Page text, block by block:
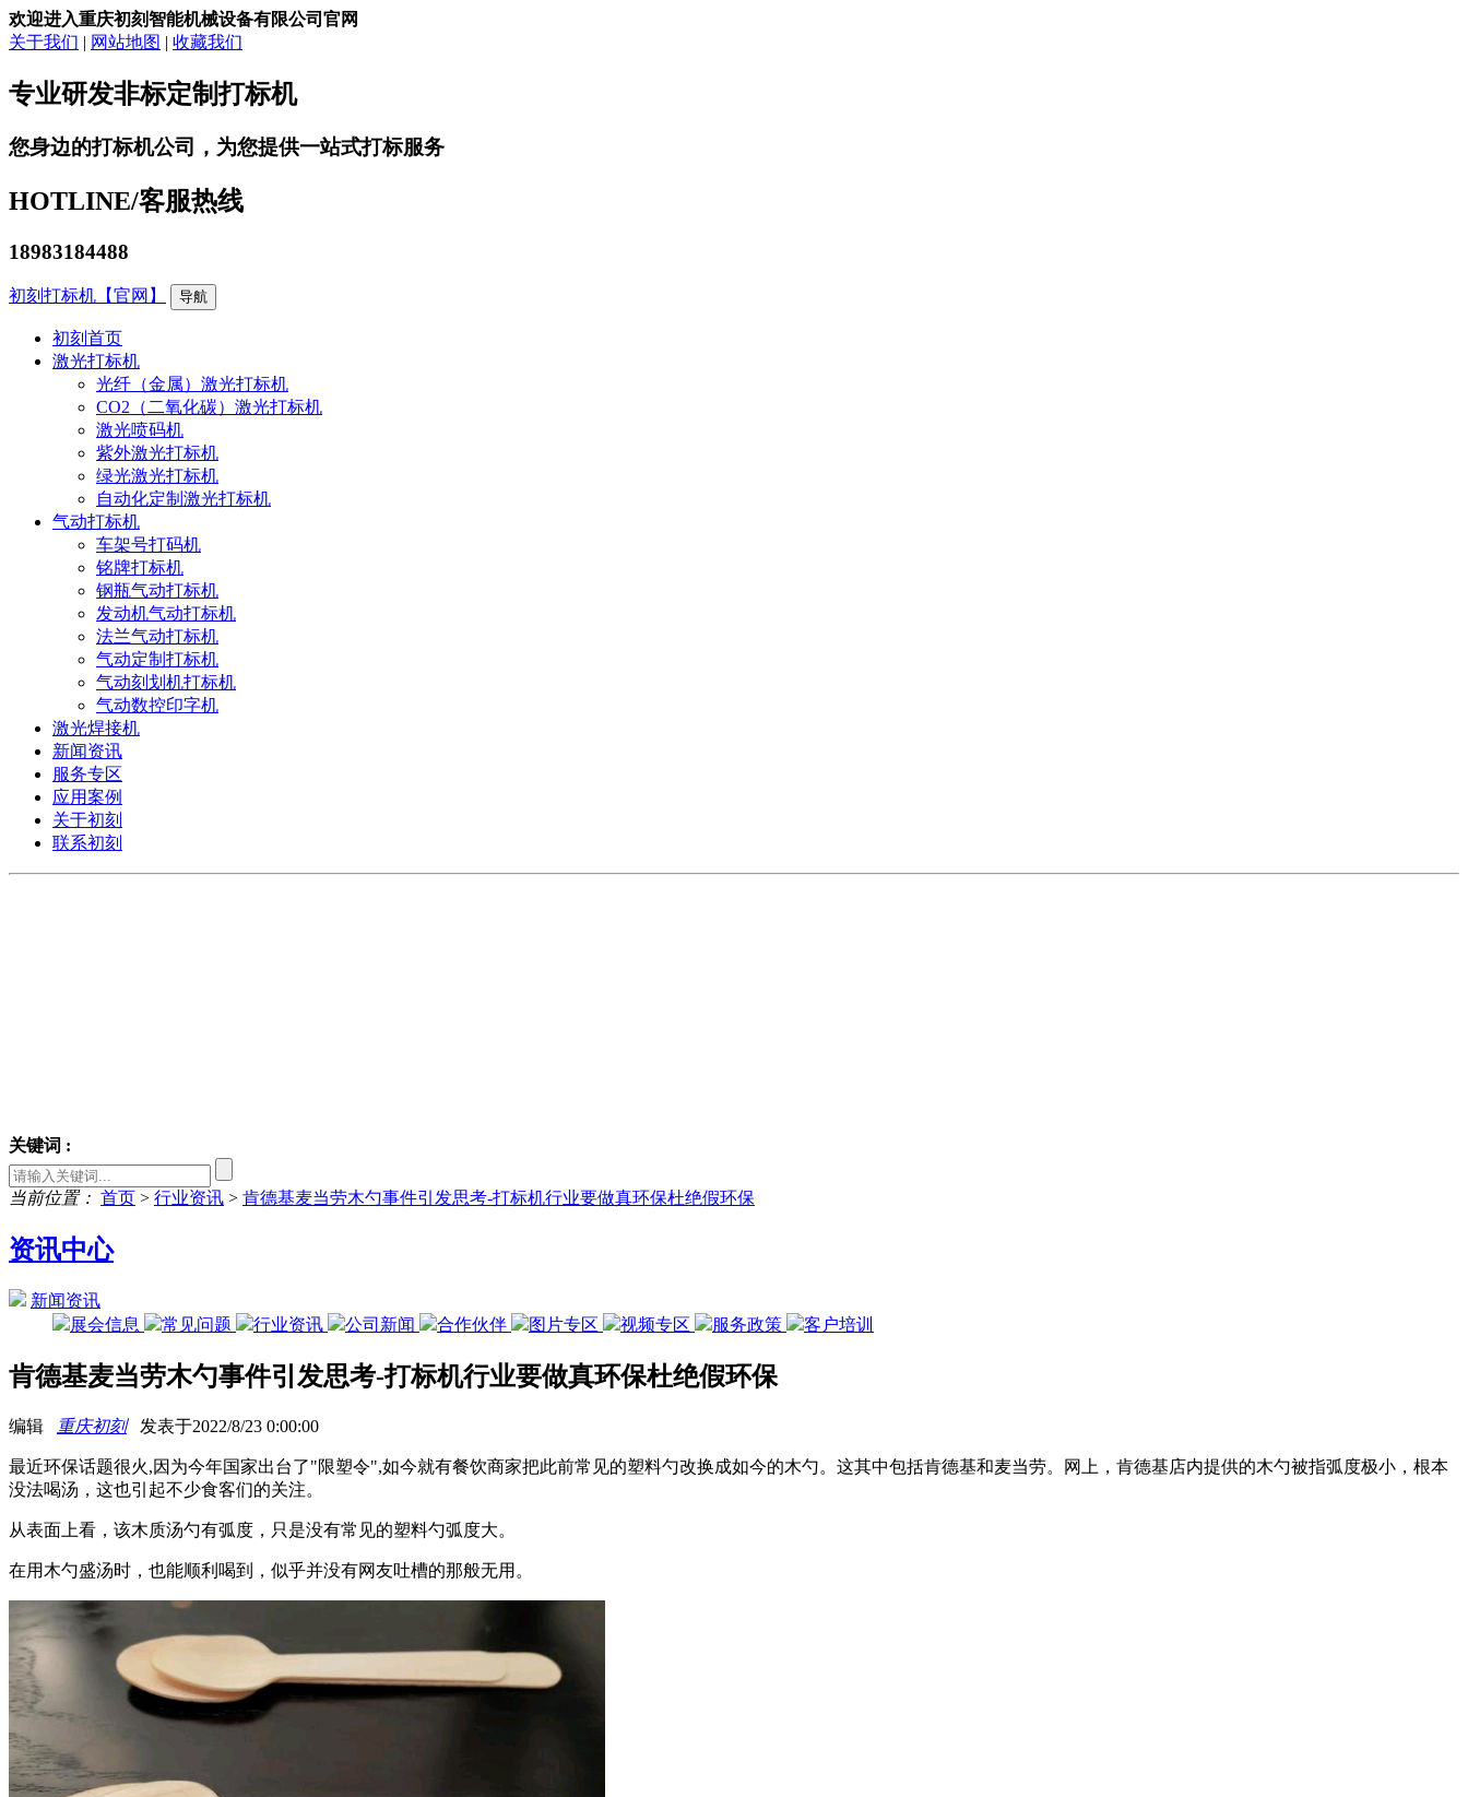
欢迎进入重庆初刻智能机械设备有限公司官网
关于我们 | 网站地图 | 收藏我们
专业研发非标定制打标机
您身边的打标机公司，为您提供一站式打标服务
HOTLINE/客服热线
18983184488
初刻打标机【官网】 导航
初刻首页
激光打标机
光纤（金属）激光打标机
CO2（二氧化碳）激光打标机
激光喷码机
紫外激光打标机
绿光激光打标机
自动化定制激光打标机
气动打标机
车架号打码机
铭牌打标机
钢瓶气动打标机
发动机气动打标机
法兰气动打标机
气动定制打标机
气动刻划机打标机
气动数控印字机
激光焊接机
新闻资讯
服务专区
应用案例
关于初刻
联系初刻
关键词 :
当前位置： 首页 > 行业资讯 > 肯德基麦当劳木勺事件引发思考-打标机行业要做真环保杜绝假环保
资讯中心
新闻资讯
展会信息
常见问题 行业资讯 公司新闻 合作伙伴 图片专区 视频专区 服务政策 客户培训
肯德基麦当劳木勺事件引发思考-打标机行业要做真环保杜绝假环保
编辑 重庆初刻发表于2022/8/23 0:00:00
最近环保话题很火,因为今年国家出台了"限塑令",如今就有餐饮商家把此前常见的塑料勺改换成如今的木勺。这其中包括肯德基和麦当劳。网上，肯德基店内提供的木勺被指弧度极小，根本
没法喝汤，这也引起不少食客们的关注。
从表面上看，该木质汤勺有弧度，只是没有常见的塑料勺弧度大。
在用木勺盛汤时，也能顺利喝到，似乎并没有网友吐槽的那般无用。